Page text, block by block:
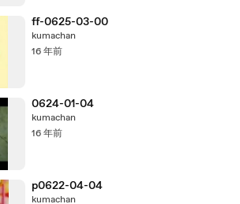
ff-0625-03-00
kumachan
16 年前
0624-01-04
kumachan
16 年前
p0622-04-04
kumachan